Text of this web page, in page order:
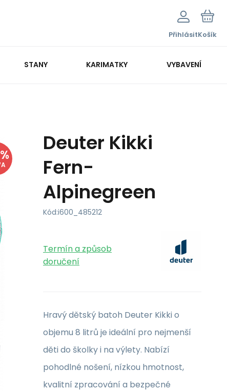
PřihlásitKošík
STANY KARIMATKY VYBAVENÍ
%
Deuter Kikki
Fern-
Alpinegreen
Kód:i600_485212
Termín a způsob
doručení
Hravý dětský batoh Deuter Kikki o
objemu 8 litrů je ideální pro nejmenší
děti do školky i na výlety. Nabízí
pohodlné nošení, nízkou hmotnost,
kvalitní zpracování a bezpečné